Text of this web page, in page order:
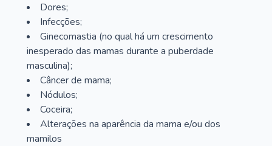
Dores;
Infecções;
Ginecomastia (no qual há um crescimento
inesperado das mamas durante a puberdade
masculina);
Câncer de mama;
Nódulos;
Coceira;
Alterações na aparência da mama e/ou dos
mamilos